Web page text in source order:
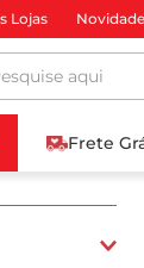
Lojas
aqui
Frete